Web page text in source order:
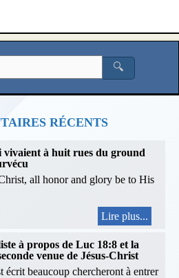
🔍
RÉCENTS
vivaient à huit rues du ground
all honor and glory be to His
Lire plus...
à propos de Luc 18:8 et la
venue de Jésus-Christ
beaucoup chercheront à entrer